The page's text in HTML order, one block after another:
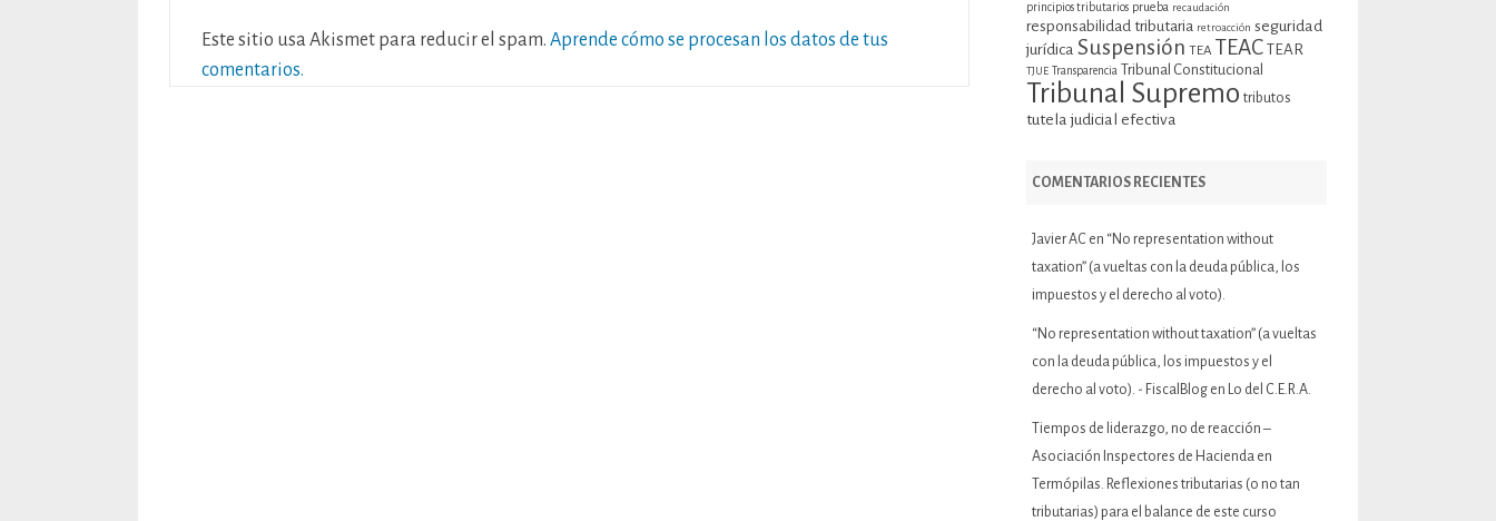
Este sitio usa Akismet para reducir el spam. Aprende cómo se procesan los datos de tus
comentarios.
principios tributarios prueba recaudación
responsabilidad tributaria retroacción seguridad
jurídica Suspensión TEA TEAC TEAR
TJUE Transparencia Tribunal Constitucional
Tribunal Supremo tributos
tutela judicial efectiva
COMENTARIOS RECIENTES
Javier AC en “No representation without
taxation” (a vueltas con la deuda pública, los
impuestos y el derecho al voto).
“No representation without taxation” (a vueltas
con la deuda pública, los impuestos y el
derecho al voto). - FiscalBlogen Lo del C.E.R.A.
Tiempos de liderazgo, no de reacción –
Asociación Inspectores de Haciendaen
Termópilas. Reflexiones tributarias (o no tan
tributarias) para el balance de este curso